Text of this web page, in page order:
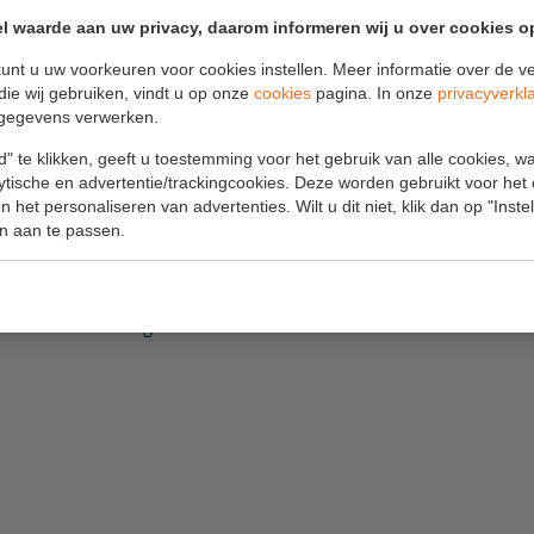
waarde aan uw privacy, daarom informeren wij u over cookies
u uw voorkeuren voor cookies instellen. Meer informatie over de
wij gebruiken, vindt u op onze cookies pagina. In onze
verwerken.
te klikken, geeft u toestemming voor het gebruik van alle cookies,
en advertentie/trackingcookies. Deze worden gebruikt voor het
het personaliseren van advertenties. Wilt u dit niet, klik dan op
aan te passen.
de onderzijde van de
door een
van de voorloopleuning
onderdelen
een uitvoering voor een